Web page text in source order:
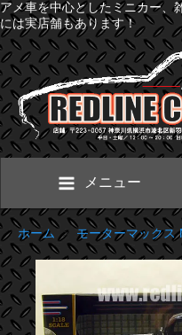
アメ車を中心としたミニカー、
には実店舗もあります！
メニュー
ホーム>モーターマックス